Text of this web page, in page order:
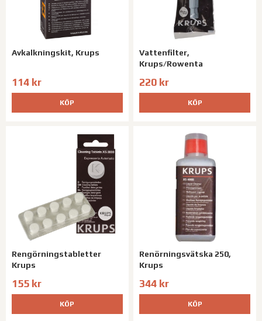
Avkalkningskit, Krups
114 kr
KÖP
Vattenfilter,
Krups/Rowenta
220 kr
KÖP
Rengörningstabletter
Krups
155 kr
KÖP
Renörningsvätska 250,
Krups
344 kr
KÖP